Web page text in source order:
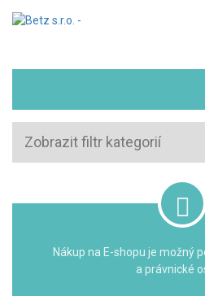
Zobrazit filtr kategorií
Nákup na E-shopu je možný
a právnické